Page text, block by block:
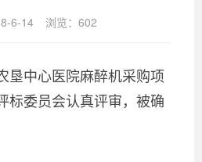
6-14 浏览： 602
垦中心医院麻醉机采购项
标委员会认真评审，被确